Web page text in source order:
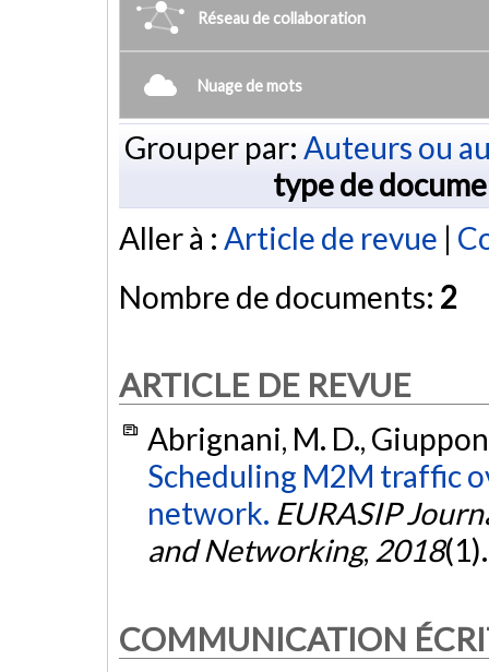
Réseau de collaboration
Nuage de mots
Grouper par: Auteurs ou
type de
Aller à : Article de revue |
Nombre de documents: 2
ARTICLE DE REVUE
Abrignani, M. D.,
Scheduling M2M traffic
network. EURASIP
and Networking, 2018
COMMUNICATION